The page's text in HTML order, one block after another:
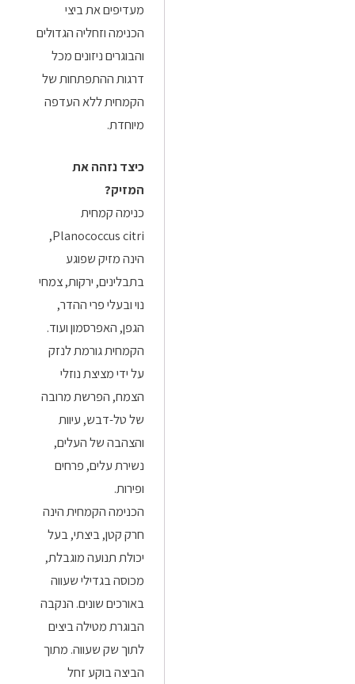
מעדיפים את ביצי
הכנימה וזחליה הגדולים
והבוגרים ניזונים מכל
דרגות ההתפתחות של
הקמחית ללא העדפה
מיוחדת.
כיצד נזהה את
המזיק?
כנימה קמחית
Planococcus citri,
הינה מזיק שפוגע
בתבלינים, ירקות, צמחי
נוי ובעלי פרי ההדר,
הגפן, האפרסמון ועוד.
הקמחית גורמת לנזק
על ידי מציצת נוזלי
הצמח, הפרשת מרובה
של טל-דבש, עיוות
והצהבה של העלים,
נשירת עלים, פרחים
ופירות.
הכנימה הקמחית הינה
חרק קטן, ביצתי, בעל
יכולת תנועה מוגבלת,
מכוסה בגדילי שעווה
באורכים שונים. הנקבה
הבוגרת מטילה ביצים
לתוך שק שעווה. מתוך
הביצה בוקע זחל